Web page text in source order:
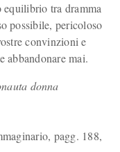
equilibrio tra dramma
possibile, pericoloso
convinzioni e
abbandonare mai.
donna
pagg. 188,